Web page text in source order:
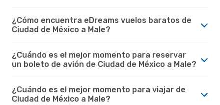
¿Cómo encuentra eDreams vuelos baratos de
Ciudad de México a Male?
¿Cuándo es el mejor momento para reservar
un boleto de avión de Ciudad de México a Male?
¿Cuándo es el mejor momento para viajar de
Ciudad de México a Male?